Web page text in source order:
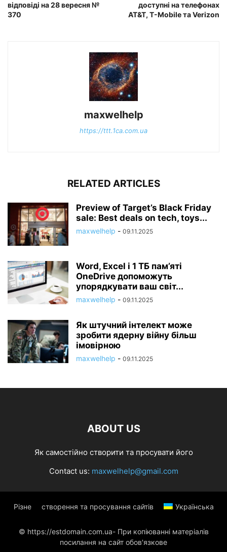
відповіді на 28 вересня №
370
доступні на телефонах
AT&T, T-Mobile та Verizon
maxwelhelp
https://ttt.1ca.com.ua
RELATED ARTICLES
Preview of Target’s Black Friday
sale: Best deals on tech, toys...
maxwelhelp - 09.11.2025
Word, Excel і 1 ТБ пам’яті
OneDrive допоможуть
упорядкувати ваш світ...
maxwelhelp - 09.11.2025
Як штучний інтелект може
зробити ядерну війну більш
імовірною
maxwelhelp - 09.11.2025
ABOUT US
Як самостійно створити та просувати його
Contact us: maxwelhelp@gmail.com
Різне створення та просування сайтів Українська
© https://estdomain.com.ua- При копіюванні матеріалів
посилання на сайт обов'язкове